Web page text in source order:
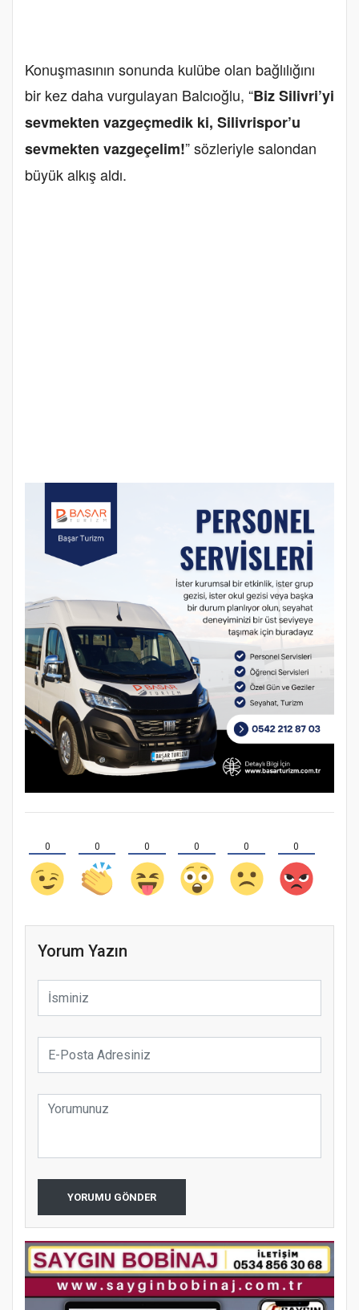
Konuşmasının sonunda kulübe olan bağlılığını
bir kez daha vurgulayan Balcıoğlu, “Biz Silivri’yi
sevmekten vazgeçmedik ki, Silivrispor’u
sevmekten vazgeçelim!” sözleriyle salondan
büyük alkış aldı.
0 0 0 0 0 0
Yorum Yazın
YORUMU GÖNDER